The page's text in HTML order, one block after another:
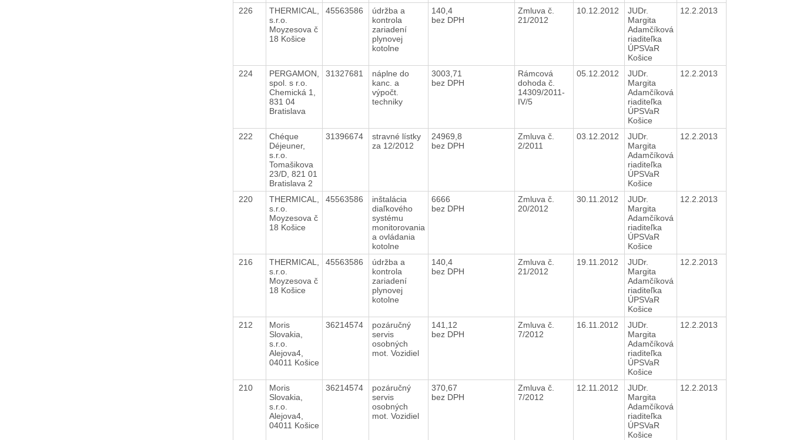
226
THERMICAL,
s.r.o.
Moyzesova č
18 Košice
45563586
údržba a
kontrola
zariadení
plynovej
kotolne
140,4
bez DPH
Zmluva č.
21/2012
10.12.2012
JUDr.
Margita
Adamčíková
riaditeľka
ÚPSVaR
Košice
12.2.2013
224
PERGAMON,
spol. s r.o.
Chemická 1,
831 04
Bratislava
31327681
náplne do
kanc. a
výpočt.
techniky
3003,71
bez DPH
Rámcová
dohoda č.
14309/2011-
IV/5
05.12.2012
JUDr.
Margita
Adamčíková
riaditeľka
ÚPSVaR
Košice
12.2.2013
222
Chéque
Déjeuner,
s.r.o.
Tomašikova
23/D, 821 01
Bratislava 2
31396674
stravné lístky
za 12/2012
24969,8
bez DPH
Zmluva č.
2/2011
03.12.2012
JUDr.
Margita
Adamčíková
riaditeľka
ÚPSVaR
Košice
12.2.2013
220
THERMICAL,
s.r.o.
Moyzesova č
18 Košice
45563586
inštalácia
diaľkového
systému
monitorovania
a ovládania
kotolne
6666
bez DPH
Zmluva č.
20/2012
30.11.2012
JUDr.
Margita
Adamčíková
riaditeľka
ÚPSVaR
Košice
12.2.2013
216
THERMICAL,
s.r.o.
Moyzesova č
18 Košice
45563586
údržba a
kontrola
zariadení
plynovej
kotolne
140,4
bez DPH
Zmluva č.
21/2012
19.11.2012
JUDr.
Margita
Adamčíková
riaditeľka
ÚPSVaR
Košice
12.2.2013
212
Moris
Slovakia,
s.r.o.
Alejova4,
04011 Košice
36214574
pozáručný
servis
osobných
mot. Vozidiel
141,12
bez DPH
Zmluva č.
7/2012
16.11.2012
JUDr.
Margita
Adamčíková
riaditeľka
ÚPSVaR
Košice
12.2.2013
210
Moris
Slovakia,
s.r.o.
Alejova4,
04011 Košice
36214574
pozáručný
servis
osobných
mot. Vozidiel
370,67
bez DPH
Zmluva č.
7/2012
12.11.2012
JUDr.
Margita
Adamčíková
riaditeľka
ÚPSVaR
Košice
12.2.2013